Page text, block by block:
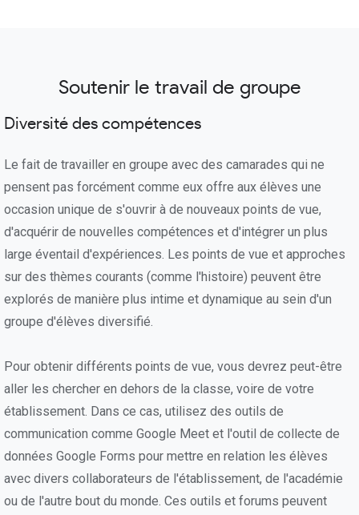
Soutenir le travail de groupe
Diversité des compétences
Le fait de travailler en groupe avec des camarades qui ne
pensent pas forcément comme eux offre aux élèves une
occasion unique de s'ouvrir à de nouveaux points de vue,
d'acquérir de nouvelles compétences et d'intégrer un plus
large éventail d'expériences. Les points de vue et approches
sur des thèmes courants (comme l'histoire) peuvent être
explorés de manière plus intime et dynamique au sein d'un
groupe d'élèves diversifié.
Pour obtenir différents points de vue, vous devrez peut-être
aller les chercher en dehors de la classe, voire de votre
établissement. Dans ce cas, utilisez des outils de
communication comme Google Meet et l'outil de collecte de
données Google Forms pour mettre en relation les élèves
avec divers collaborateurs de l'établissement, de l'académie
ou de l'autre bout du monde. Ces outils et forums peuvent